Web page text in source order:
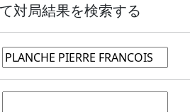
対局結果を検索する